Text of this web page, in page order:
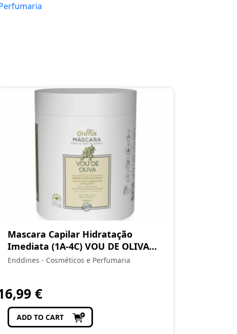
Mascara Capilar Hidratação
Imediata (1A-4C) VOU DE OLIVA
550 g
Enddines - Cosméticos e Perfumaria
€
ADD TO CART